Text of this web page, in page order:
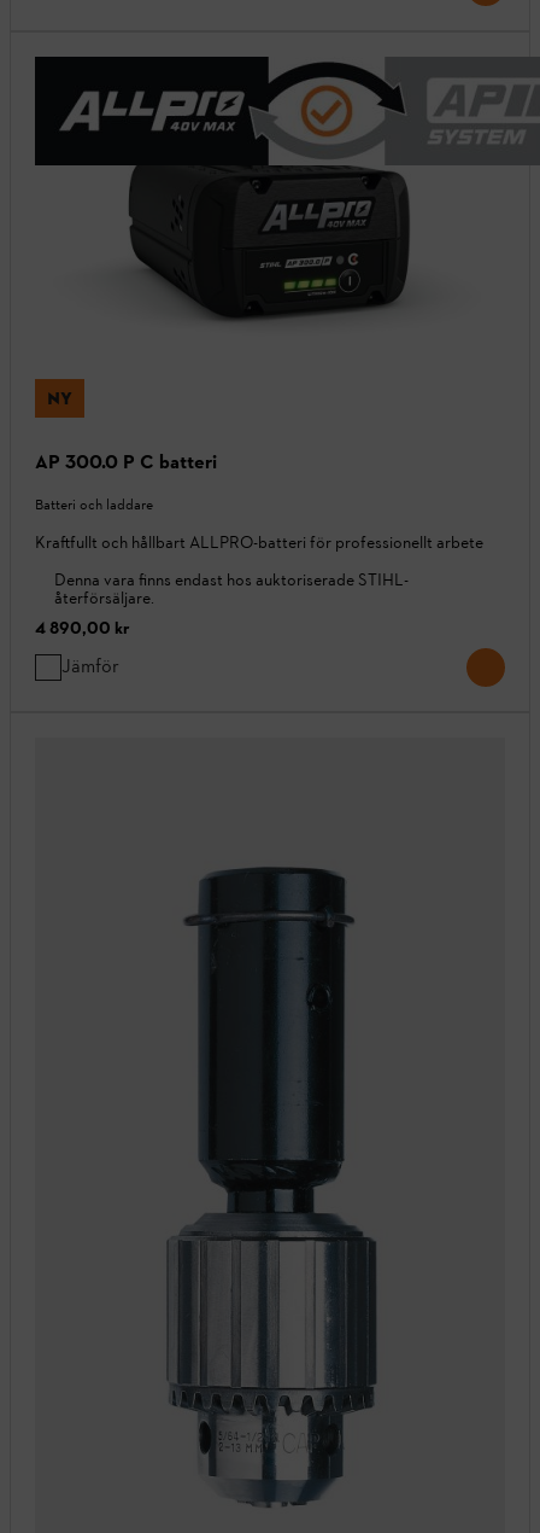
NY
AP 300.0 P C batteri
Batteri och laddare
Kraftfullt och hållbart ALLPRO-batteri för professionellt arbete
Denna vara finns endast hos auktoriserade STIHL-
återförsäljare.
4 890,00 kr
Jämför